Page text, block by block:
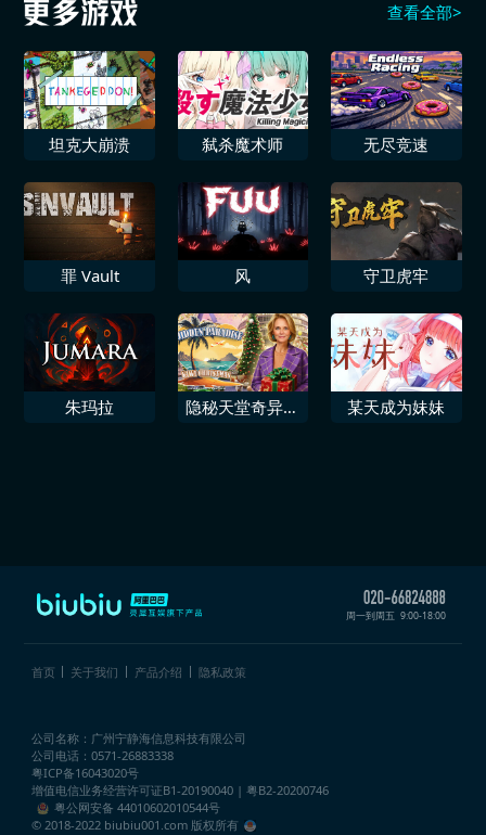
查看全部>
坦克大崩溃 弑杀魔术师 无尽竞速
罪 Vault 风 守卫虎牢
朱玛拉
隐秘天堂奇异果
某天成为妹妹
周一到周五 9:00-18:00
首页 关于我们 产品介绍 隐私政策
公司名称：广州宁静海信息科技有限公司
公司电话：0571-26883338
粤ICP备16043020号
增值电信业务经营许可证B1-20190040 | 粤B2-20200746
粤公网安备 44010602010544号
© 2018-2022 biubiu001.com 版权所有